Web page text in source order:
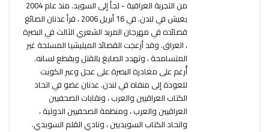
من التجربة العراقية - لجأ إلى السويد. منذ عام 2004
يعيش في لندن. في 16 أبريل 2006 ، قرأ عدنان الصائغ
قصائده في مهرجان المربد الشعري الثالث في البصرة
، العراق. وقد أزعجت القصائد الميليشيا المسلحة غير
المتسامحة ، وتهدد الصايغ بالقتل وبقطع لسانه.
أُرغم على مغادرة البصرة على عجل وعبر الكويت
للعودة إلى منفاه في لندن. عدنان عضو في اتحاد
الكتاب العراقيين والعرب ، ونقابات الصحفيين
العراقيين والعرب ، ومنظمة الصحفيين الدولية ،
واتحاد الكتاب السويديين ، ونادي القلم السويدي.